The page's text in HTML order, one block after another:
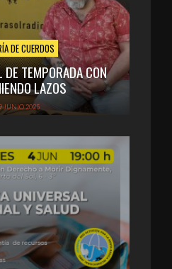
DE CUERDOS
TEMPORADA CON
LAZOS
JUNIO 2025